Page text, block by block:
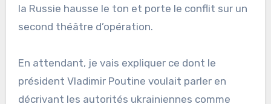
la Russie hausse le ton et porte le conflit sur un
second théâtre d’opération.
En attendant, je vais expliquer ce dont le
président Vladimir Poutine voulait parler en
décrivant les autorités ukrainiennes comme